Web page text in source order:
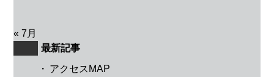
« 7月
最新記事
・ アクセスMAP